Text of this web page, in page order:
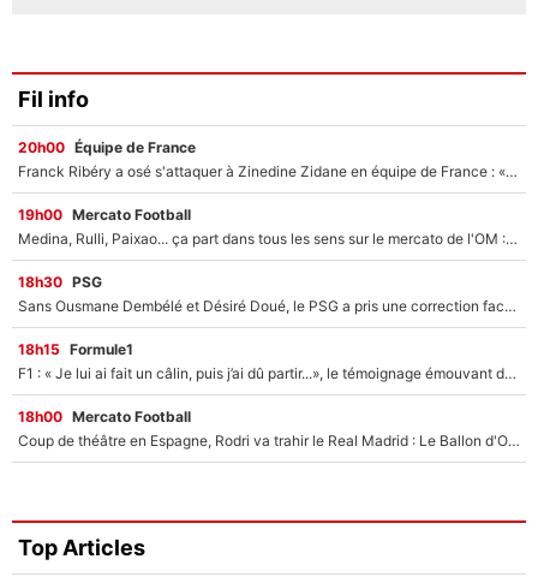
Fil info
20h00 Équipe de France
Franck Ribéry a osé s'attaquer à Zinedine Zidane en équipe de France : «Je n'aurais jamais fait ça»
19h00 Mercato Football
Medina, Rulli, Paixao... ça part dans tous les sens sur le mercato de l'OM : Frank McCourt va enfin récupérer l'argent qu'il attend ?
18h30 PSG
Sans Ousmane Dembélé et Désiré Doué, le PSG a pris une correction face à Majorque : Luis Enrique attend avec impatience des renforts !
18h15 Formule1
F1 : « Je lui ai fait un câlin, puis j’ai dû partir...», le témoignage émouvant de Max Verstappen sur sa fille
18h00 Mercato Football
Coup de théâtre en Espagne, Rodri va trahir le Real Madrid : Le Ballon d'Or a choisi de signer au FC Barcelone !
Top Articles